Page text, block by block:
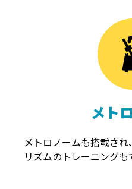
メト
メトロノームも搭載され
リズムのトレーニングも